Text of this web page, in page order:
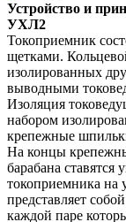
Устройство и
УХЛ2
Токоприемник
щетками.
изолированных
выводными
Изоляция
набором
крепежные
На концы
барабана
токоприемника на
представляет
каждой паре